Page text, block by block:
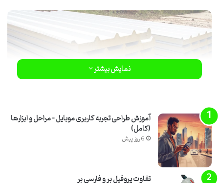
چرا ساندویچ پانل برای سوله سازی
انتخابی هوشمندانه است؟ (مزایا و
نمایش بیشتر
آموزش طراحی تجربه کاربری موبایل – مراحل و ابزارها
(کامل)
6 روز پیش
تفاوت پروفیل بر و فارسی بر